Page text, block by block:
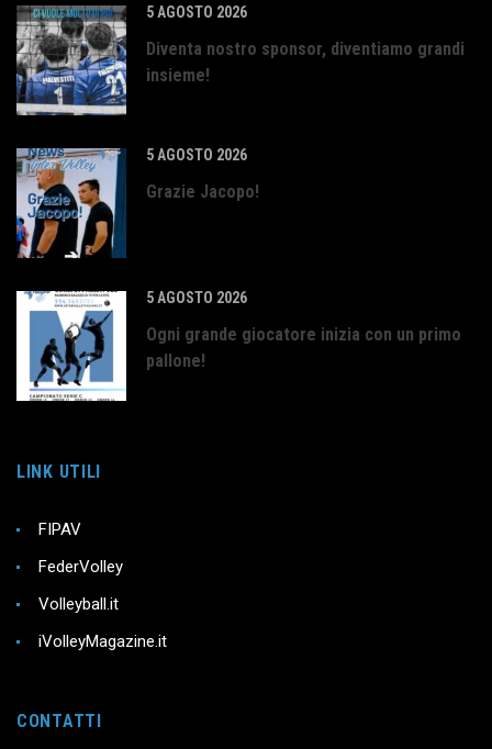
5 AGOSTO 2026
Diventa nostro sponsor, diventiamo grandi
insieme!
5 AGOSTO 2026
Grazie Jacopo!
5 AGOSTO 2026
Ogni grande giocatore inizia con un primo
pallone!
LINK UTILI
FIPAV
FederVolley
Volleyball.it
iVolleyMagazine.it
CONTATTI